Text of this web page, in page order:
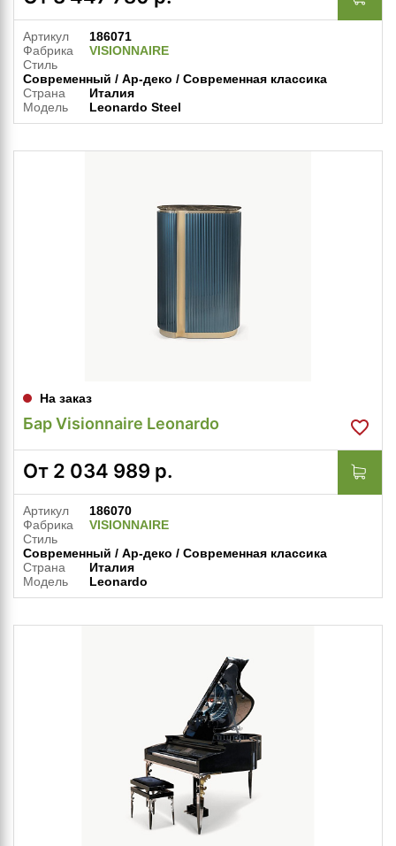
Артикул
186071
Фабрика
VISIONNAIRE
Стиль
Современный / Ар-деко / Современная классика
Страна
Италия
Модель
Leonardo Steel
На заказ
Бар Visionnaire Leonardo
От 2 034 989 р.
Артикул
186070
Фабрика
VISIONNAIRE
Стиль
Современный / Ар-деко / Современная классика
Страна
Италия
Модель
Leonardo